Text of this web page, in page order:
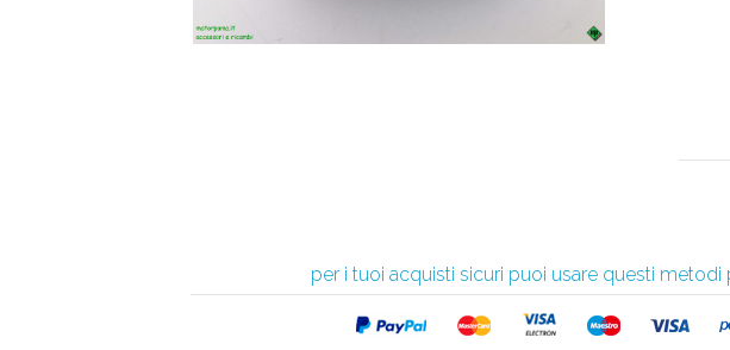
per i tuoi acquisti sicuri puoi usare questi metodi